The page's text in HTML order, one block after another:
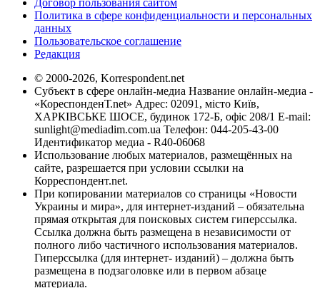
Политика в сфере конфиденциальности и персональных
данных
Пользовательское соглашение
Редакция
© 2000-2026, Korrespondent.net
Субъект в сфере онлайн-медиа Название онлайн-медиа -
«КореспонденТ.net» Адрес: 02091, місто Київ,
ХАРКІВСЬКЕ ШОСЕ, будинок 172-Б, офіс 208/1 E-mail:
sunlight@mediadim.com.ua Телефон: 044-205-43-00
Идентификатор медиа - R40-06068
Использование любых материалов, размещённых на
сайте, разрешается при условии ссылки на
Корреспондент.net.
При копировании материалов со страницы «Новости
Украины и мира», для интернет-изданий – обязательна
прямая открытая для поисковых систем гиперссылка.
Ссылка должна быть размещена в независимости от
полного либо частичного использования материалов.
Гиперссылка (для интернет- изданий) – должна быть
размещена в подзаголовке или в первом абзаце
материала.